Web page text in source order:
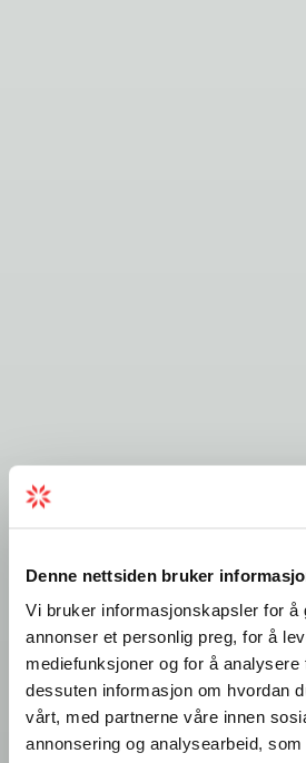
Denne nettsiden bruker
Vi bruker informasjonskapsler for å
annonser et personlig preg, for å
mediefunksjoner og for å
dessuten informasjon om hvordan
vårt, med partnerne våre innen
annonsering og analysearbeid,